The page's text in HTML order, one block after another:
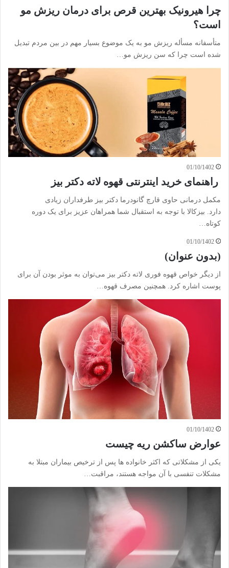
چرا هیرونیک بهترین قرص برای درمان ریزش مو
است؟
متأسفانه مسأله ریزش مو به یک موضوع بسیار مهم در بین مردم تبدیل
شده است چرا که سن ریزش مو…
01/10/1402
راهنمای خرید اینترنتی قهوه لاته دکتر بیز
مکمل درمانی حاوی قارچ گانودرما دکتر بیز طرفداران زیادی
دارد. بیزکالا با توجه به استقبال شما همراهان عزیز برای یک دوره
کوتاه…
01/10/1402
(بدون عنوان)
از دیگر خواص قهوه فوری لاته دکتر بیز می‌توان به موثر بودن آن برای
پوست اشاره کرد. همچنین مصرف قهوه…
01/10/1402
عوارض ساکشن ریه چیست
یکی از مشکلاتی که اکثر خانواده ها پس از ترخیص بیماران مبتلا به
مشکلات تنفسی با آن مواجه هستند، مراقبت…